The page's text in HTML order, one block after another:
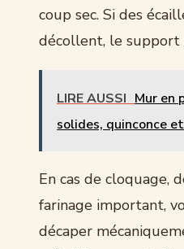
coup sec. Si des
décollent, le support
LIRE AUSSI Mur en
solides, quinconce
En cas de cloquage,
farinage important,
décaper